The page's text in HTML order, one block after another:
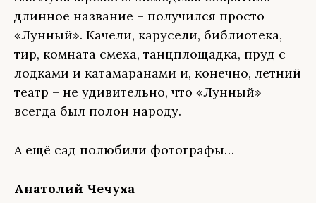
длинное название – получился просто
«Лунный». Качели, карусели, библиотека,
тир, комната смеха, танцплощадка, пруд с
лодками и катамаранами и, конечно, летний
театр – не удивительно, что «Лунный»
всегда был полон народу.
А ещё сад полюбили фотографы…
Анатолий Чечуха